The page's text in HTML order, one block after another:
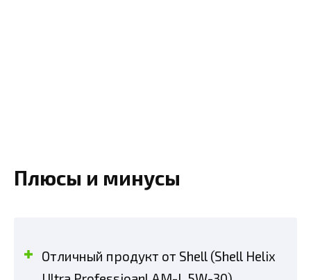
Плюсы и минусы
Отличный продукт от Shell (Shell Helix